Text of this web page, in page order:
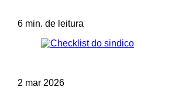
6 min. de leitura
2 mar 2026